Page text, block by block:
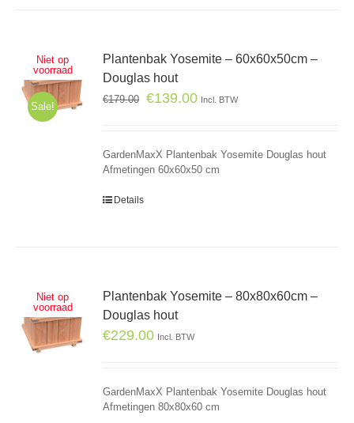
Niet op
voorraad
Sale!
Plantenbak Yosemite – 60x60x50cm –
Douglas hout
€179.00 €139.00 Incl. BTW
GardenMaxX Plantenbak Yosemite Douglas hout
Afmetingen 60x60x50 cm
Details
Niet op
voorraad
Plantenbak Yosemite – 80x80x60cm –
Douglas hout
€229.00 Incl. BTW
GardenMaxX Plantenbak Yosemite Douglas hout
Afmetingen 80x80x60 cm